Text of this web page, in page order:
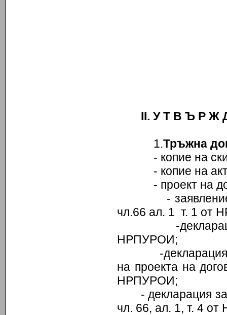
ІІ. У Т В Ъ Р
1.Тръжна
- копие на
- копие на акт
- проект на
- заявлението
чл.66 ал. 1 т. 1 от
-декларация
НРПУРОИ;
-декларация за
на проекта на
НРПУРОИ;
- декларация
чл. 66, ал. 1, т. 4